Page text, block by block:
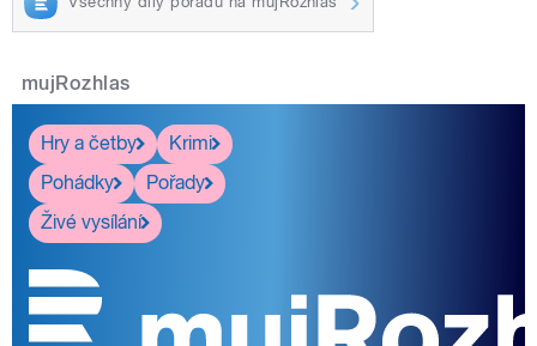
mujRozhlas
Hry a četby
Krimi
Pohádky
Pořady
Živé vysílání